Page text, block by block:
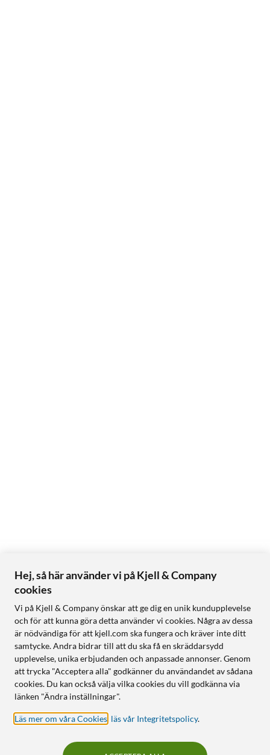
Hej, så här använder vi på Kjell & Company
cookies
Vi på Kjell & Company önskar att ge dig en unik kundupplevelse
och för att kunna göra detta använder vi cookies. Några av dessa
är nödvändiga för att kjell.com ska fungera och kräver inte ditt
samtycke. Andra bidrar till att du ska få en skräddarsydd
upplevelse, unika erbjudanden och anpassade annonser. Genom
att trycka "Acceptera alla" godkänner du användandet av sådana
cookies. Du kan också välja vilka cookies du vill godkänna via
länken "Ändra inställningar".
Läs mer om våra Cookies läs vår Integritetspolicy.